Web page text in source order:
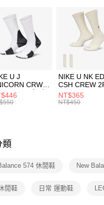
U J
CRW
-160 男女 中
FZ3393100
NIKE U NK ED
CSH CREW
144 EMBRDY
女 短統襪
NT$365
NT$450
類
574 休閒鞋 New
閒鞋 日常 運動鞋